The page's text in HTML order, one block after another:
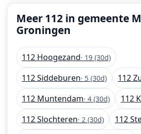
Meer 112 in gemeente
Groningen
112 Hoogezand· 19 (30d)
112 Siddeburen· 5 (30d) 112
112 Muntendam· 4 (30d) 112
112 Slochteren· 2 (30d) 112